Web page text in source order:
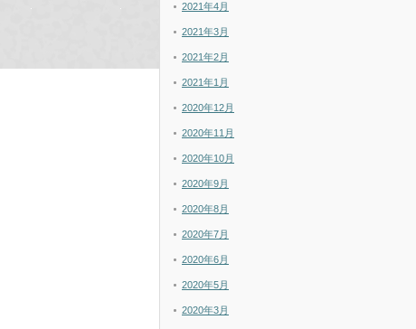
2021年4月
2021年3月
2021年2月
2021年1月
2020年12月
2020年11月
2020年10月
2020年9月
2020年8月
2020年7月
2020年6月
2020年5月
2020年3月